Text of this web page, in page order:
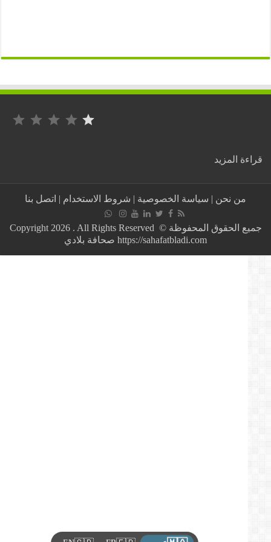
المزيد :
التربية
قائمات
المعلمين
من نحن| سياسة الخصوصية|شروط الاستخدام|اتصل بنا
جميع الحقوق المحفوظة © Copyright 2026 . All Rights Reserved
https://sahafatbladi.com صحافة بلادي